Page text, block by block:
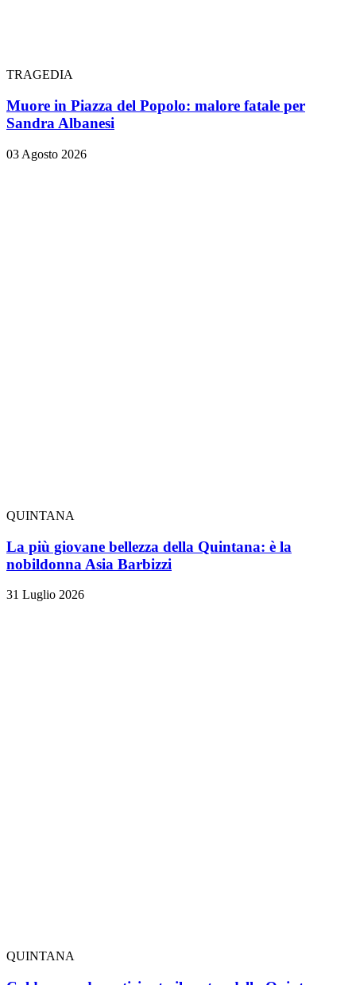
TRAGEDIA
Muore in Piazza del Popolo: malore fatale per
Sandra Albanesi
03 Agosto 2026
QUINTANA
La più giovane bellezza della Quintana: è la
nobildonna Asia Barbizzi
31 Luglio 2026
QUINTANA